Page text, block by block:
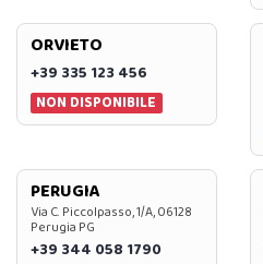
ORVIETO
+39 335 123 456
NON DISPONIBILE
PERUGIA
Via C. Piccolpasso, 1/A, 06128
Perugia PG
+39 344 058 1790